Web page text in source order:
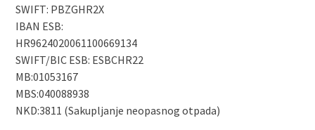
SWIFT: PBZGHR2X
IBAN ESB:
HR9624020061100669134
SWIFT/BIC ESB: ESBCHR22
MB:01053167
MBS:040088938
NKD:3811 (Sakupljanje neopasnog otpada)